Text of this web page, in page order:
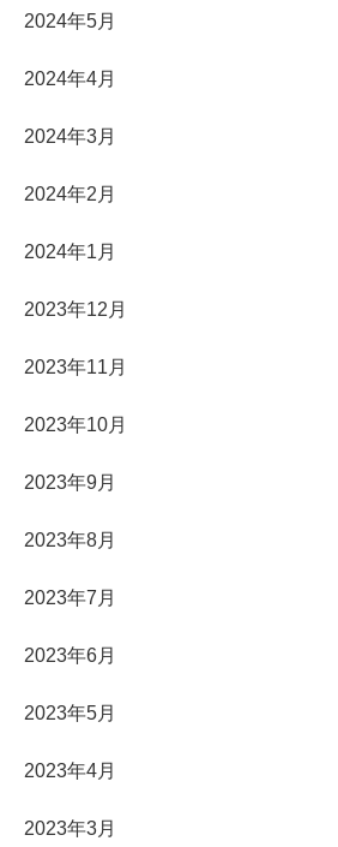
2024年5月
2024年4月
2024年3月
2024年2月
2024年1月
2023年12月
2023年11月
2023年10月
2023年9月
2023年8月
2023年7月
2023年6月
2023年5月
2023年4月
2023年3月